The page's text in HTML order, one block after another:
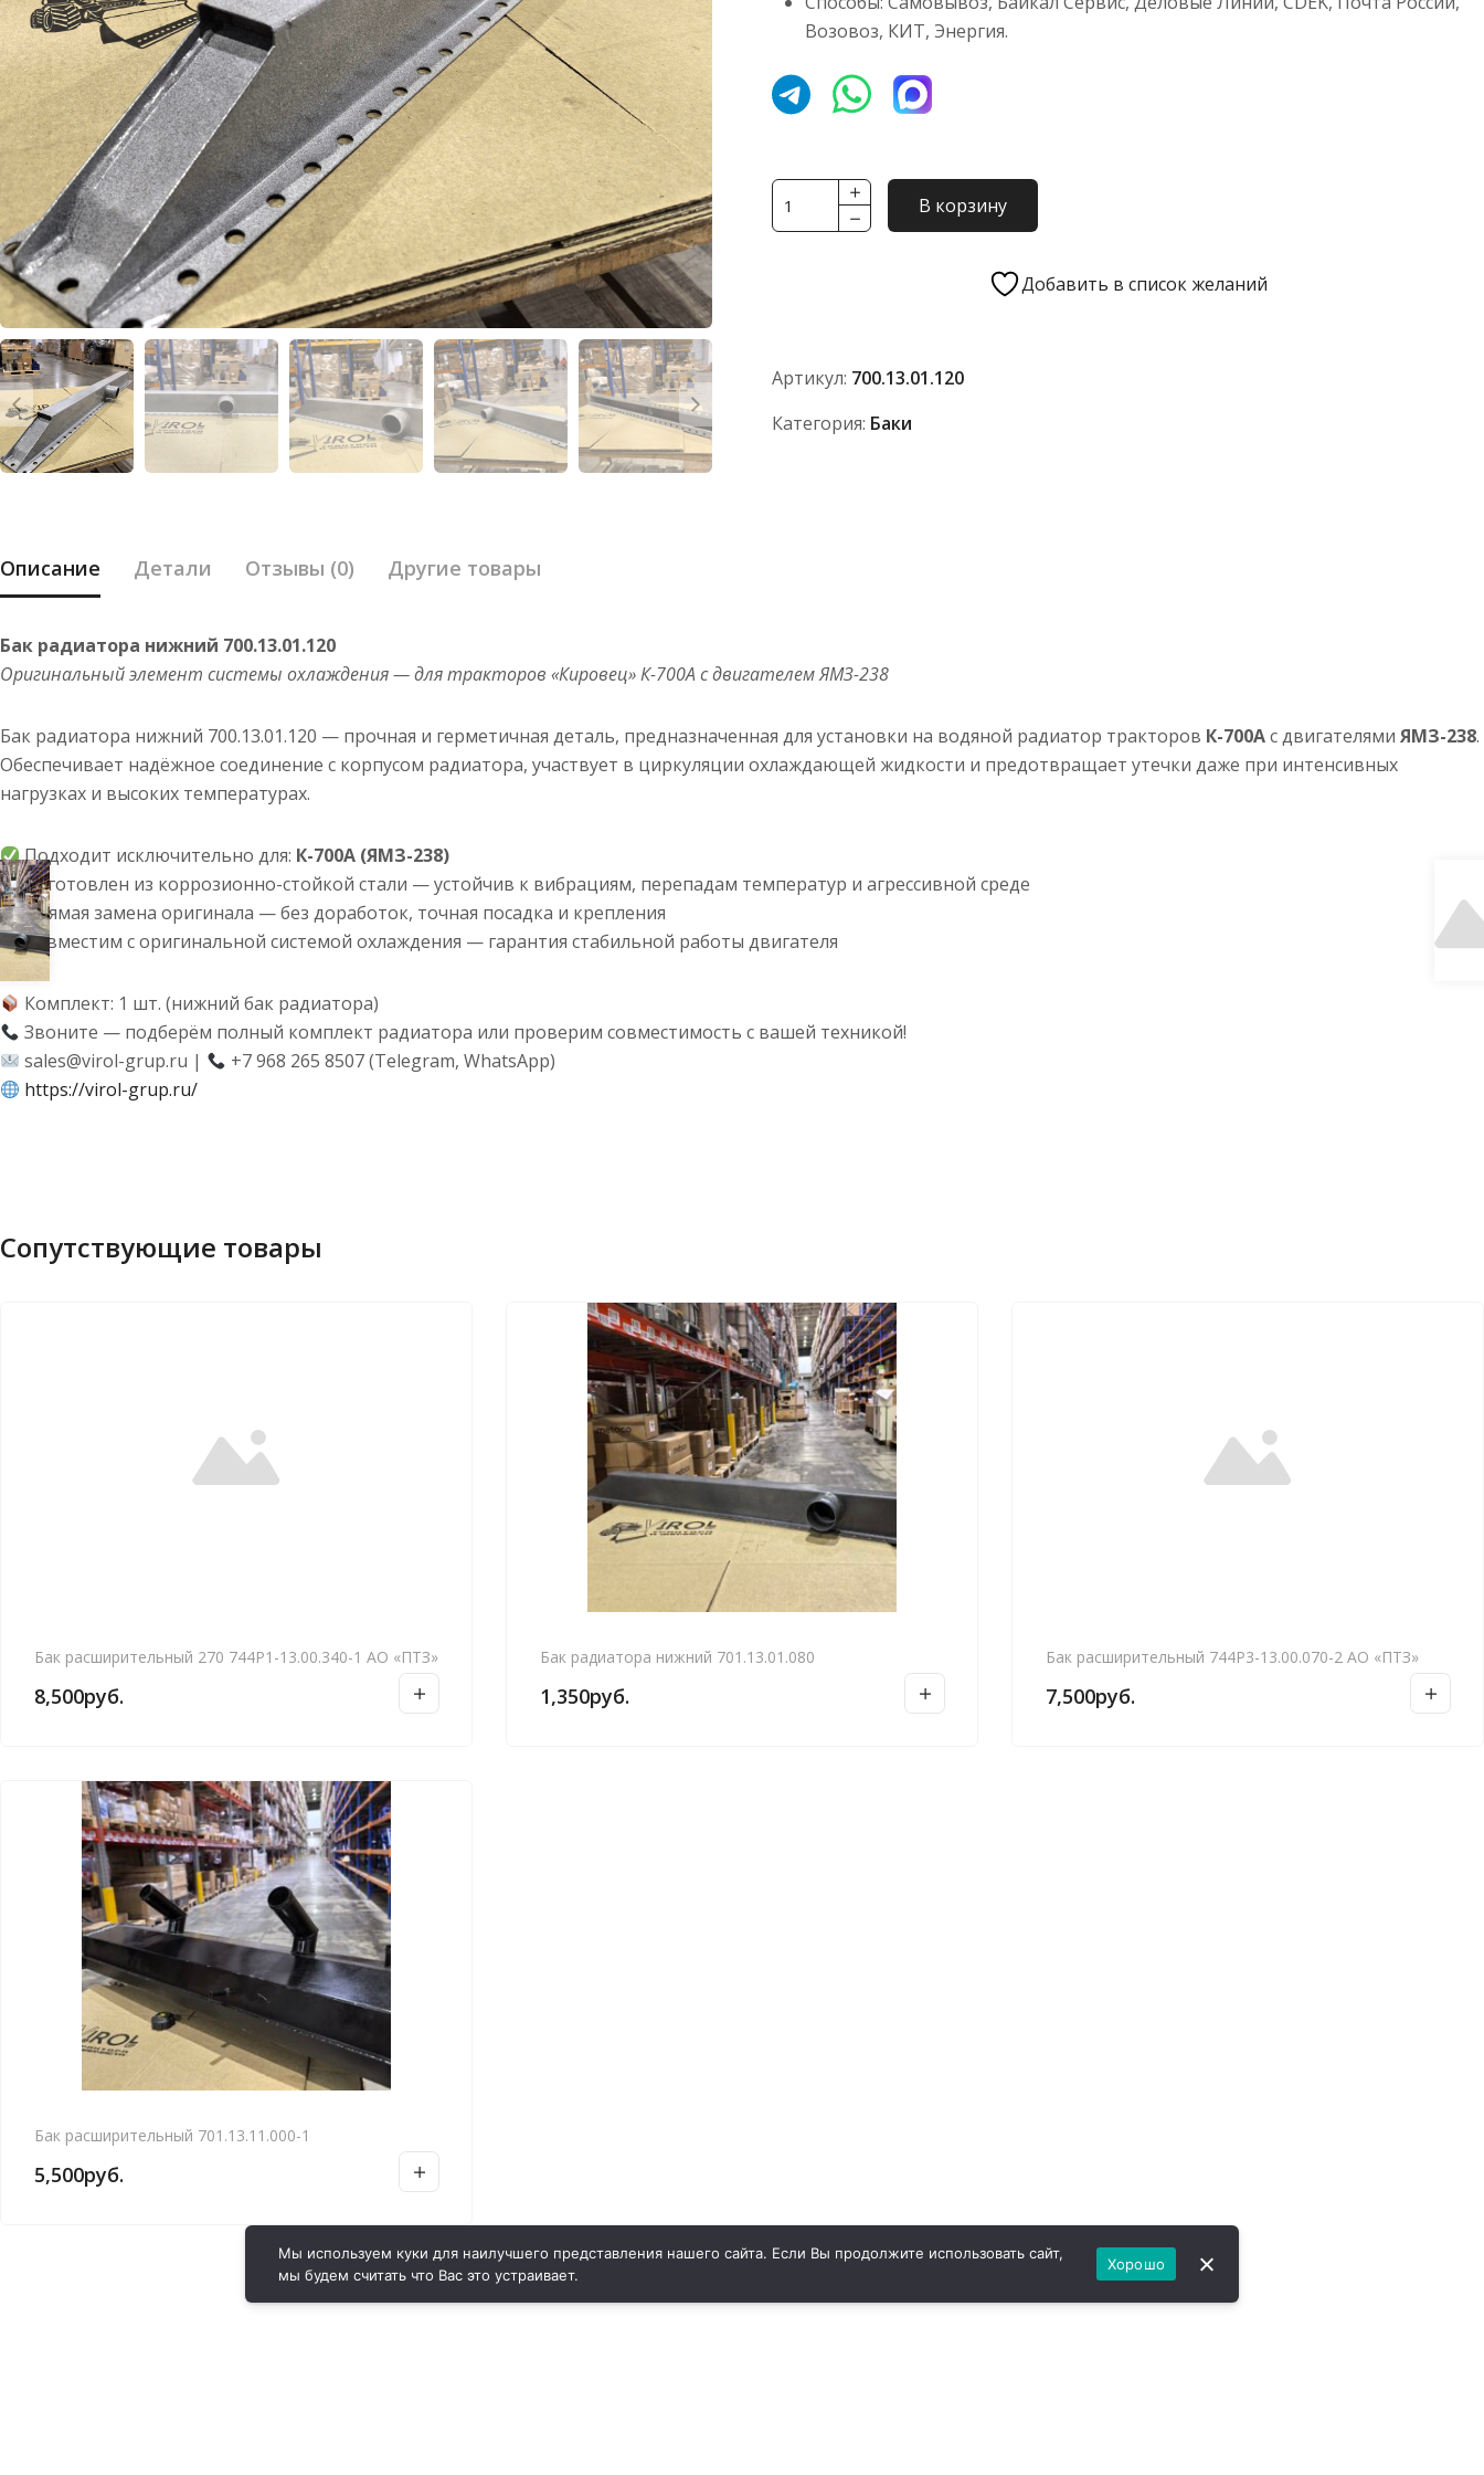
Возовоз, КИТ, Энергия.
Количество
товара
В корзину
Добавить в список желаний
Артикул: 700.13.01.120
Категория: Баки
Описание Детали Отзывы (0) Другие товары
Бак радиатора нижний 700.13.01.120
Оригинальный элемент системы охлаждения — для тракторов «Кировец» К-700А с двигателем ЯМЗ-238
Бак радиатора нижний 700.13.01.120 — прочная и герметичная деталь, предназначенная для установки на водяной радиатор тракторов К-700Ас двигателями ЯМЗ-238.
Обеспечивает надёжное соединение с корпусом радиатора, участвует в циркуляции охлаждающей жидкости и предотвращает утечки даже при интенсивных
нагрузках и высоких температурах.
Подходит исключительно для: К-700А (ЯМЗ-238)
Изготовлен из коррозионно-стойкой стали — устойчив к вибрациям, перепадам температур и агрессивной среде
Прямая замена оригинала — без доработок, точная посадка и крепления
Совместим с оригинальной системой охлаждения — гарантия стабильной работы двигателя
Комплект: 1 шт. (нижний бак радиатора)
Звоните — подберём полный комплект радиатора или проверим совместимость с вашей техникой!
sales@virol-grup.ru |
+7 968 265 8507 (Telegram, WhatsApp)
https://virol-grup.ru/
Сопутствующие товары
Бак расширительный 270 744Р1-13.00.340-1 АО «ПТЗ»
8,500руб.
Бак радиатора нижний 701.13.01.080
1,350руб.
Бак расширительный 744Р3-13.00.070-2 АО «ПТЗ»
7,500руб.
Бак расширительный 701.13.11.000-1
5,500руб.
Мы используем куки для наилучшего представления нашего сайта. Если Вы продолжите использовать сайт,
мы будем считать что Вас это устраивает.
Хорошо